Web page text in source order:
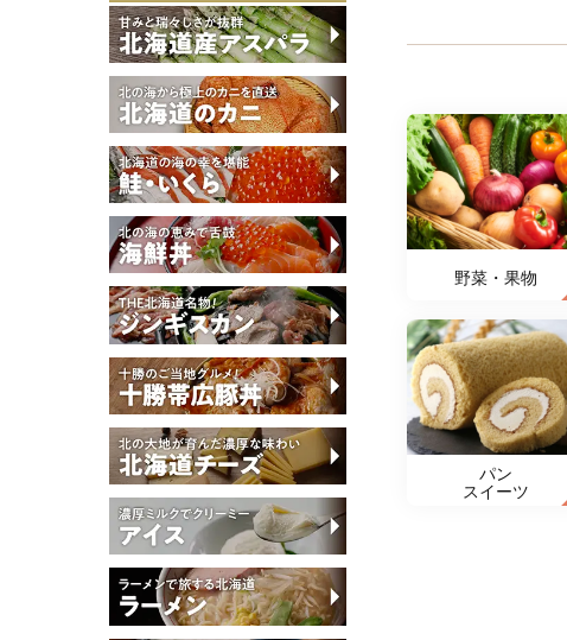
野菜・果物
パン
スイーツ